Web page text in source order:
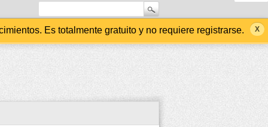
Es totalmente gratuito y no requiere registrarse.